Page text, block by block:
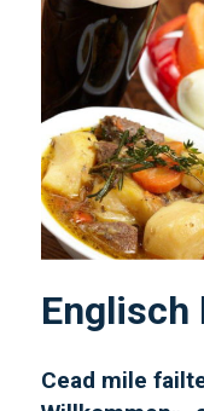
Englisch
Cead mile